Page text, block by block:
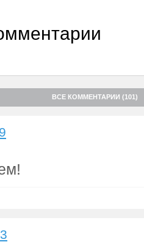
ВСЕ КОММЕНТАРИИ (101)